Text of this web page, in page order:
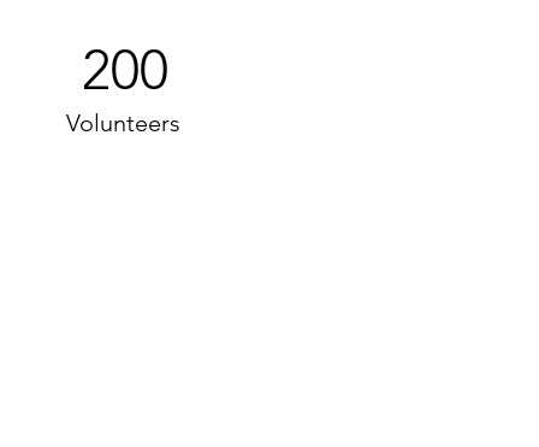
200
Volunteers